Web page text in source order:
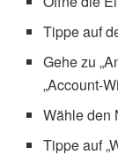
Tippe auf
Gehe zu
„Account-
Wähle den
Tippe auf